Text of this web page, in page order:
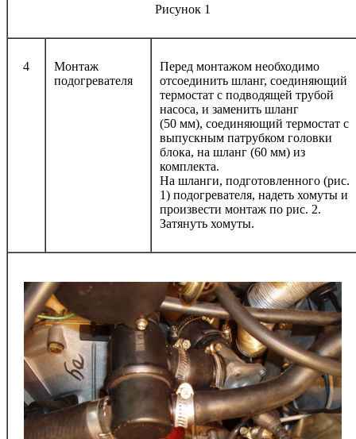
Рисунок 1
4
Монтаж
подогревателя
Перед монтажом необходимо
отсоединить шланг, соединяющий
термостат с подводящей трубой
насоса, и заменить шланг
(50 мм), соединяющий термостат с
выпускным патрубком головки
блока, на шланг (60 мм) из
комплекта.
На шланги, подготовленного (рис.
1) подогревателя, надеть хомуты и
произвести монтаж по рис. 2.
Затянуть хомуты.